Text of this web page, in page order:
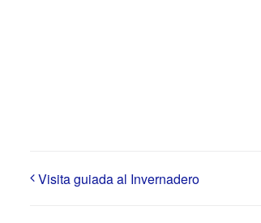
Visita guiada al Invernadero